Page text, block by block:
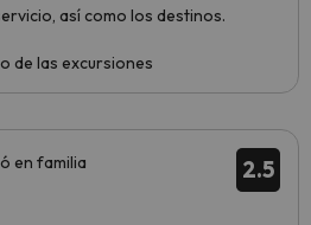
así como los destinos.
de las excursiones
2.5
en familia